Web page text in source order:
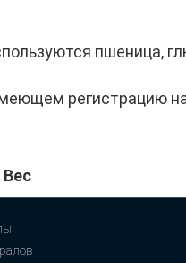
пшеница,
регистрацию
Вес